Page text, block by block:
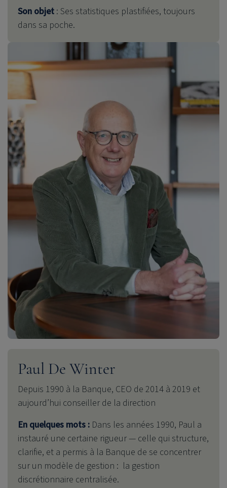
Son objet : Ses statistiques plastifiées, toujours
dans sa poche.
Paul De Winter
Depuis 1990 à la Banque, CEO de 2014 à 2019 et
aujourd’hui conseiller de la direction
En quelques mots : Dans les années 1990, Paul a
instauré une certaine rigueur — celle qui structure,
clarifie, et a permis à la Banque de se concentrer
sur un modèle de gestion : la gestion
discrétionnaire centralisée.